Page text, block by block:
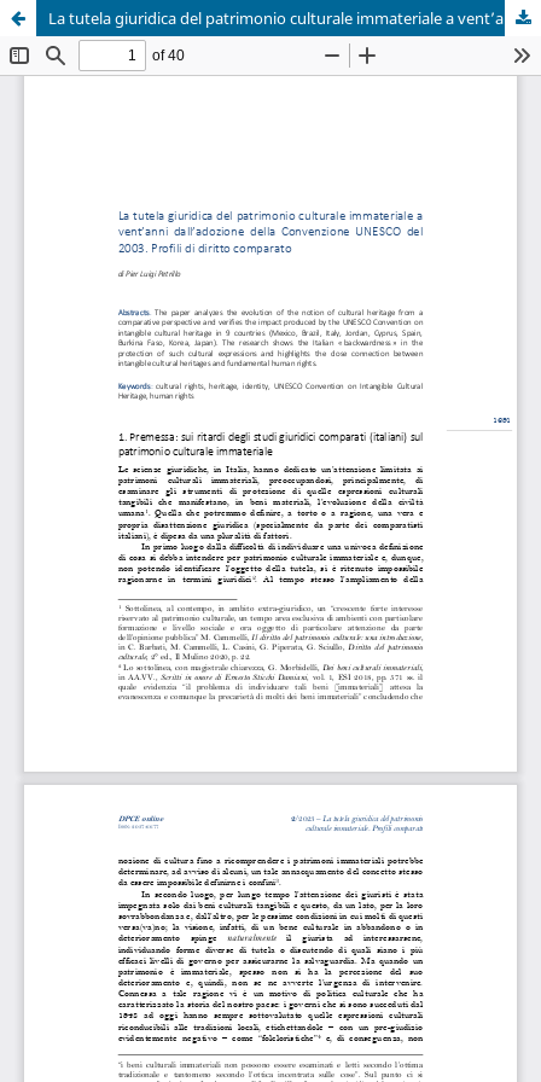
La tutela giuridica del patrimonio culturale immateriale a vent’anni dall’adozione della Convenzione UNESCO del 2003. Profili di diritto comparato